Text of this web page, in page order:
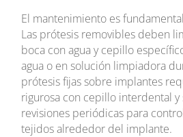
El mantenimiento es
Las prótesis removibles deben
boca con agua y cepillo
agua o en solución limpiadora
prótesis fijas sobre implantes
rigurosa con cepillo interdental y
revisiones periódicas para
tejidos alrededor del implante.